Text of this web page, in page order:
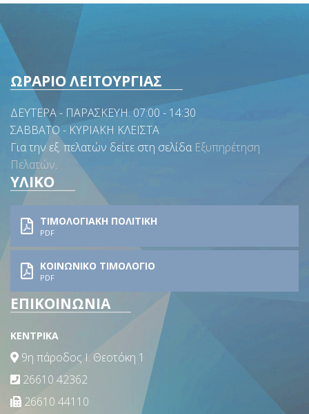
ΩΡΑΡΙΟ ΛΕΙΤΟΥΡΓΙΑΣ
ΔΕΥΤΕΡΑ - ΠΑΡΑΣΚΕΥΗ. 07:00 - 14:30
ΣΑΒΒΑΤΟ - ΚΥΡΙΑΚΗ ΚΛΕΙΣΤΑ
Για την εξ. πελατών δείτε στη σελίδα Εξυπηρέτηση
Πελατών.
ΥΛΙΚΟ
ΤΙΜΟΛΟΓΙΑΚΗ ΠΟΛΙΤΙΚΗ
PDF
ΚΟΙΝΩΝΙΚΟ ΤΙΜΟΛΟΓΙΟ
PDF
ΕΠΙΚΟΙΝΩΝΙΑ
ΚΕΝΤΡΙΚΑ
9η πάροδος Ι. Θεοτόκη 1
26610 42362
26610 44110